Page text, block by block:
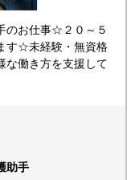
のお仕事☆２０～５
す☆未経験・無資格
働き方を支援して
助手